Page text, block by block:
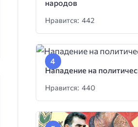
народов
Нравится: 442
Нападение на
Нравится: 440